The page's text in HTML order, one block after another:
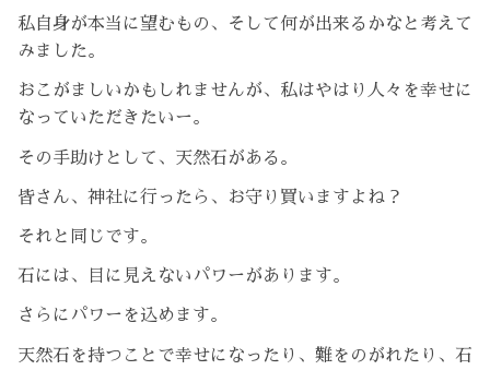
私自身が本当に望むもの、そして何が出来るかなと考えて
みました。
おこがましいかもしれませんが、私はやはり人々を幸せに
なっていただきたいー。
その手助けとして、天然石がある。
皆さん、神社に行ったら、お守り買いますよね？
それと同じです。
石には、目に見えないパワーがあります。
さらにパワーを込めます。
天然石を持つことで幸せになったり、難をのがれたり、石